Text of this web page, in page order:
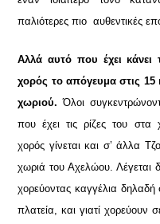
παλιότερες πιο αυθεντικές
Αλλά αυτό που έχει κάνει
χορός το απόγευμα στις 15
χωριού. Όλοι
που έχει τις ρίζες του στα
χορός γίνεται και σ’ άλλα
χωριά του Αχελώου. Λέγεται
χορεύοντας καγγέλια δηλαδή
πλατεία, και γιατί χορεύουν